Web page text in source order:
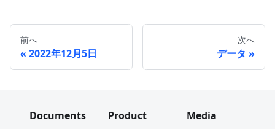
前へ
2022年12月5日
次へ
データ
Documents
Product
Media